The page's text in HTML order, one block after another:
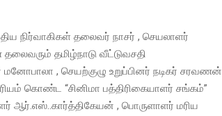
நிர்வாகிகள் தலைவர் நாசர் , செயலாளர்
தமிழ்நாடு வீட்டுவசதி
மனோபாலா , செயற்குழு உறுப்பினர் நடிகர் சரவணன்
கொண்ட “சினிமா பத்திரிகையாளர் சங்கம்”
ஆர்.எஸ்..கார்த்திகேயன் , பொருளாளர் மரிய